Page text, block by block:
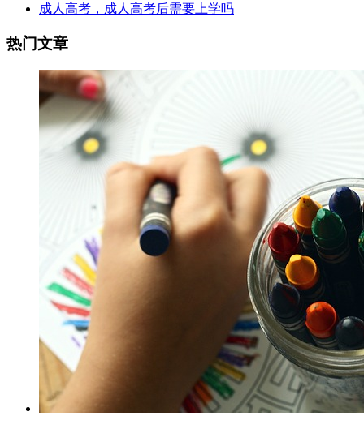
成人高考，成人高考后需要上学吗
热门文章